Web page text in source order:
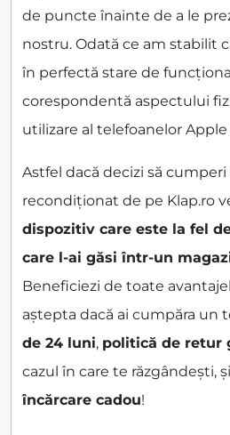
de puncte înainte de a le
nostru. Odată ce am stabilit
în perfectă stare de
corespondentă aspectului
utilizare al telefoanelor Apple
Astfel dacă decizi să
recondiționat de pe Klap.ro
dispozitiv care este la fel
care l-ai găsi într-un
Beneficiezi de toate
aștepta dacă ai cumpăra un
de 24 luni, politică de retur
cazul în care te răzgândești,
încărcare cadou!